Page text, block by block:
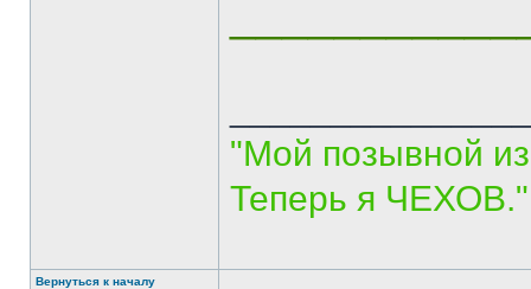
"Мой позывной
Теперь я ЧЕХОВ."
Вернуться к началу